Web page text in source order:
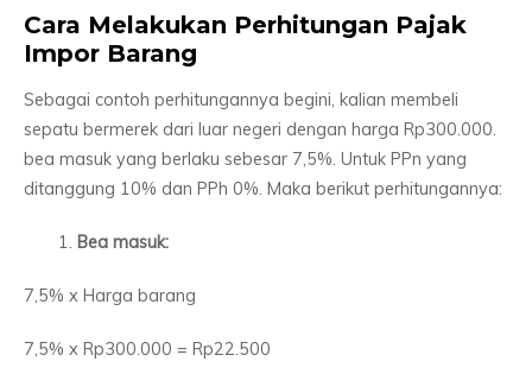
Cara Melakukan Perhitungan Pajak
Impor Barang
Sebagai contoh perhitungannya begini, kalian membeli
sepatu bermerek dari luar negeri dengan harga Rp300.000.
bea masuk yang berlaku sebesar 7,5%. Untuk PPn yang
ditanggung 10% dan PPh 0%. Maka berikut perhitungannya:
Bea masuk:
7,5% x Harga barang
7,5% x Rp300.000 = Rp22.500